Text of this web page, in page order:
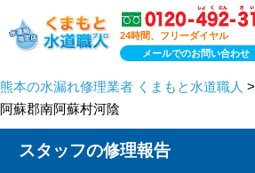
24時間、フリーダイヤル
メールでのお問い合わせ
熊本の水漏れ修理業者 くまもと水道職人 >
阿蘇郡南阿蘇村河陰
スタッフの修理報告